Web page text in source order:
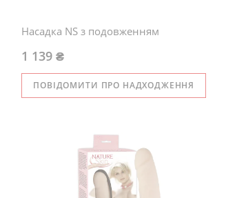
Насадка NS з подовженням
ПОВІДОМИТИ ПРО НАДХОДЖЕННЯ
1 139 ₴